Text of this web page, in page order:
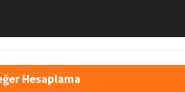
Hesaplama